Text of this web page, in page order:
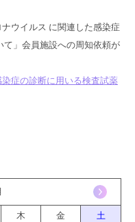
ウイルス に関連した感染症
て」会員施設への周知依頼が
症の診断に用いる検査試薬
木 金 土